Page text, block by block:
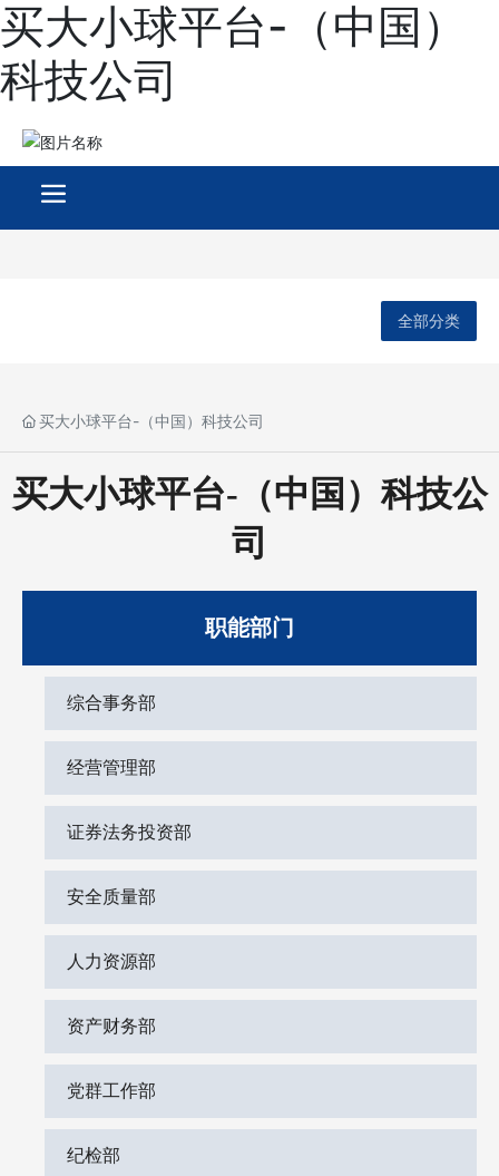
买大小球平台-（中国）
科技公司
全部分类
买大小球平台-（中国）科技公司
买大小球平台-（中国）科技公
司
职能部门
综合事务部
经营管理部
证券法务投资部
安全质量部
人力资源部
资产财务部
党群工作部
纪检部